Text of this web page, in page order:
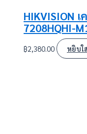
HIKVISION
7208HQHI-
฿2,380.00 หยิบใ